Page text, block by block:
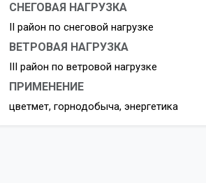
СНЕГОВАЯ НАГРУЗКА
II район по снеговой нагрузке
ВЕТРОВАЯ НАГРУЗКА
III район по ветровой нагрузке
ПРИМЕНЕНИЕ
цветмет, горнодобыча, энергетика